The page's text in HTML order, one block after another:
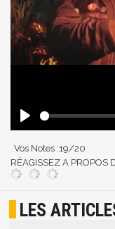
Vos Notes :19/20
RÉAGISSEZ A PROPOS
LES